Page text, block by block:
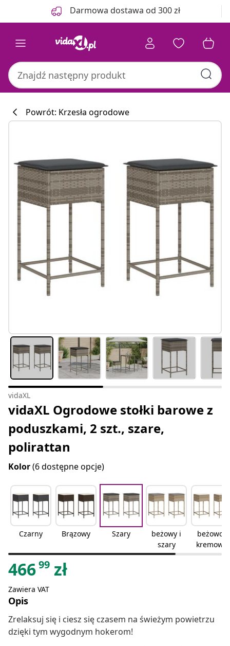
Darmowa dostawa od 300 zł
Powrót: Krzesła ogrodowe
vidaXL
vidaXL Ogrodowe stołki barowe z
poduszkami, 2 szt., szare,
polirattan
Kolor(6 dostępne opcje)
Czarny Brązowy Szary
beżowy i
szary
beżowo-
kremowy
46699 zł
Zawiera VAT
Opis
Zrelaksuj się i ciesz się czasem na świeżym powietrzu
dzięki tym wygodnym hokerom!